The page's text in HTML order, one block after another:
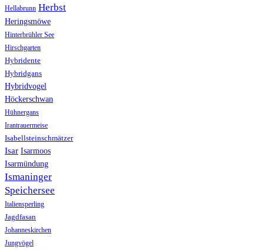
Hellabrunn Herbst
Heringsmöwe
Hinterbrühler See
Hirschgarten
Hybridente
Hybridgans
Hybridvogel
Höckerschwan
Hühnergans
Irantrauermeise
Isabellsteinschmätzer
Isar Isarmoos
Isarmündung
Ismaninger
Speichersee
Italiensperling
Jagdfasan
Johanneskirchen
Jungvögel